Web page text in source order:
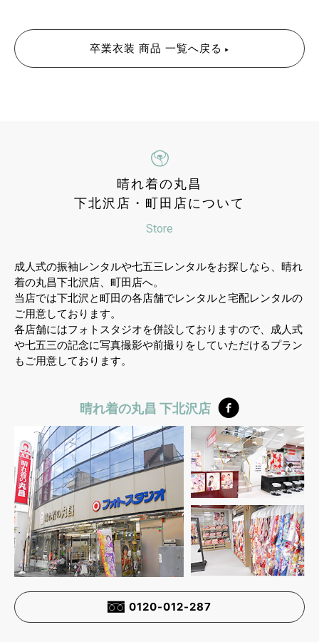
卒業衣装 商品 一覧へ戻る
晴れ着の丸昌
下北沢店・町田店について
Store
成人式の振袖レンタルや七五三レンタルをお探しなら、晴れ
着の丸昌下北沢店、町田店へ。
当店では下北沢と町田の各店舗でレンタルと宅配レンタルの
ご用意しております。
各店舗にはフォトスタジオを併設しておりますので、成人式
や七五三の記念に写真撮影や前撮りをしていただけるプラン
もご用意しております。
晴れ着の丸昌 下北沢店
0120-012-287